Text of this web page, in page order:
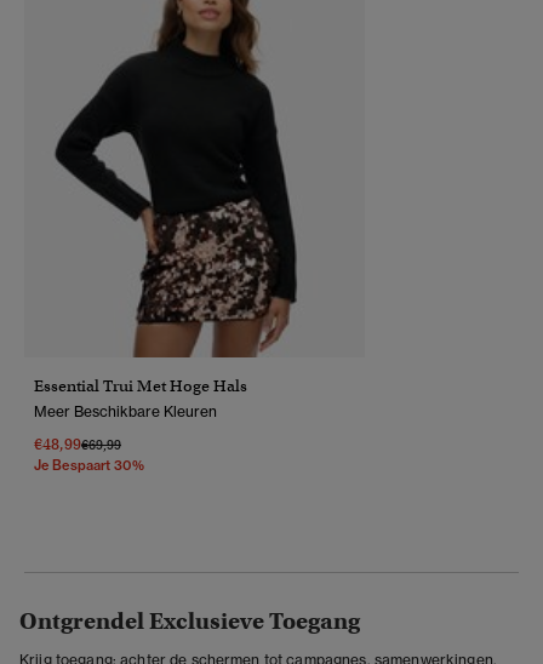
Essential Trui Met Hoge Hals
Meer Beschikbare Kleuren
€48,99Prijs Verlaagd Van
€69,99Naar
Je Bespaart 30%
Ontgrendel Exclusieve Toegang
Krijg toegang: achter de schermen tot campagnes, samenwerkingen,